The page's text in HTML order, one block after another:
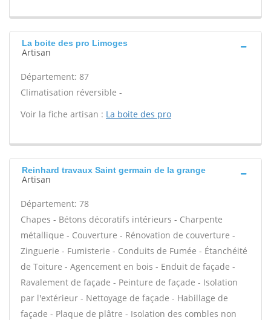
La boite des pro Limoges
Artisan
Département: 87
Climatisation réversible -
Voir la fiche artisan : La boite des pro
Reinhard travaux Saint germain de la grange
Artisan
Département: 78
Chapes - Bétons décoratifs intérieurs - Charpente
métallique - Couverture - Rénovation de couverture -
Zinguerie - Fumisterie - Conduits de Fumée - Étanchéité
de Toiture - Agencement en bois - Enduit de façade -
Ravalement de façade - Peinture de façade - Isolation
par l'extérieur - Nettoyage de façade - Habillage de
façade - Plaque de plâtre - Isolation des combles non